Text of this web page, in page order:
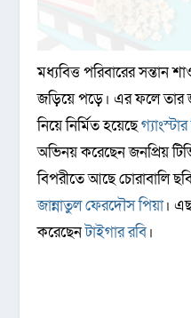
মধ্যবিত্ত পরিবারের সন্তান
জড়িয়ে পড়ে। এর ফলে তার
নিয়ে নির্মিত হয়েছে
অভিনয় করেছেন জনপ্রিয়
বিপরীতে আছে চোরাবালি
জান্নাতুল ফেরদৌস পিয়া।
করেছেনটাইগার রবি।